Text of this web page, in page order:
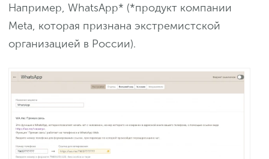
Например, WhatsApp* (*продукт компании
Meta, которая признана экстремистской
организацией в России).